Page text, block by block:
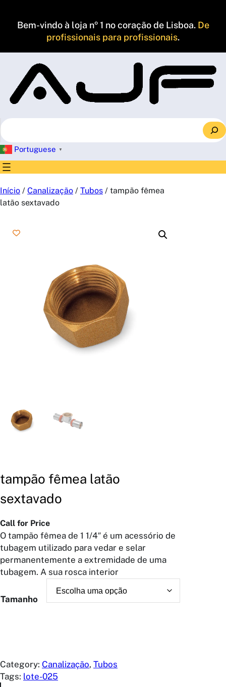
Bem-vindo à loja nº 1 no coração de Lisboa. De
profissionais para profissionais.
S
e
a
r
c
Portuguese ▼
Início / Canalização / Tubos / tampão fêmea
latão sextavado
tampão fêmea latão
sextavado
Call for Price
O tampão fêmea de 1 1/4″ é um acessório de
tubagem utilizado para vedar e selar
permanentemente a extremidade de uma
tubagem. A sua rosca interior
Tamanho
Category: Canalização, Tubos
Tags: lote-025